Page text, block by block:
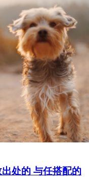
处的 与任搭配的